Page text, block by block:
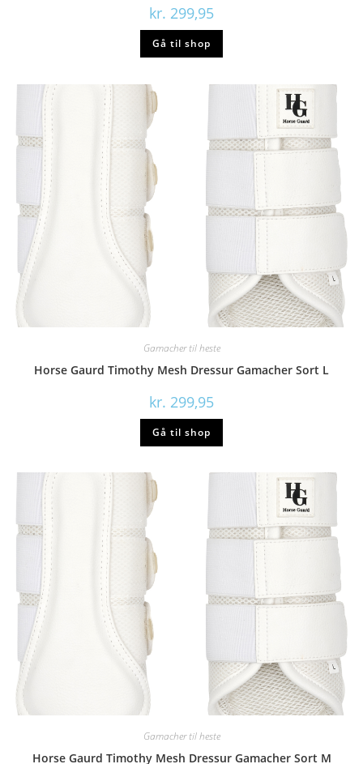
kr. 299,95
Gå til shop
Gamacher til heste
Horse Gaurd Timothy Mesh Dressur Gamacher Sort L
kr. 299,95
Gå til shop
Gamacher til heste
Horse Gaurd Timothy Mesh Dressur Gamacher Sort M